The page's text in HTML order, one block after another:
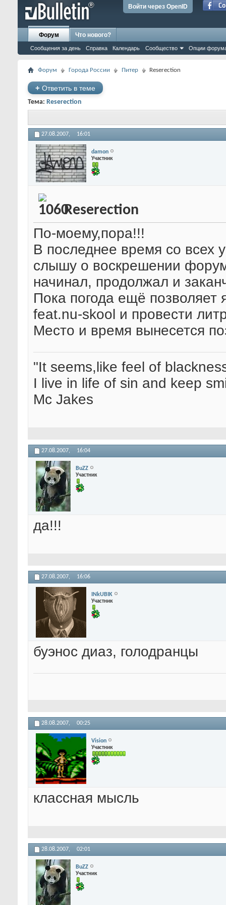
Войти через OpenID
Форум
Сообщения за день Справка Календарь Сообщество Опции
Что нового?
Форум Города России Питер Reserection
+ Ответить в теме
Тема: Reserection
27.08.2007, 16:01
damon
Участник
Reserection
По-моему,пора!!!
В последнее время со всех
слышу о воскрешении
начинал, продолжал и
Пока погода ещё позволяет
feat.nu-skool и провести
Место и время вынесется
"It seems,like feel of
I live in life of sin and keep
Mc Jakes
27.08.2007, 16:04
BuZZ
Участник
да!!!
27.08.2007, 16:06
INkUBIK
Участник
буэнос диаз, голодранцы
28.08.2007, 00:25
Vision
Участник
классная мысль
28.08.2007, 02:01
BuZZ
Участник